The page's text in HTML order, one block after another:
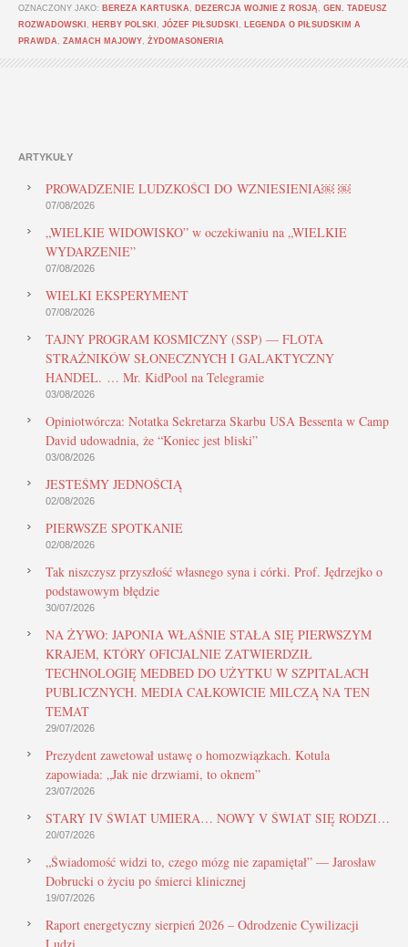
OZNACZONY JAKO: BEREZA KARTUSKA DEZERCJA WOJNIE Z ROSJĄ
GEN. TADEUSZ
ROZWADOWSKI
HERBY POLSKI JÓZEF PIŁSUDSKI
LEGENDA O PIŁSUDSKIM A
PRAWDA
ZAMACH MAJOWY ŻYDOMASONERIA
ARTYKUŁY
PROWADZENIE LUDZKOŚCI DO WZNIESIENIA￼ ￼
07/08/2026
„WIELKIE WIDOWISKO” w oczekiwaniu na „WIELKIE
WYDARZENIE”
07/08/2026
WIELKI EKSPERYMENT
07/08/2026
TAJNY PROGRAM KOSMICZNY (SSP) — FLOTA
STRAŻNIKÓW SŁONECZNYCH I GALAKTYCZNY
HANDEL. … Mr. KidPool na Telegramie
03/08/2026
Opiniotwórcza: Notatka Sekretarza Skarbu USA Bessenta w Camp
David udowadnia, że “Koniec jest bliski”
03/08/2026
JESTEŚMY JEDNOŚCIĄ
02/08/2026
PIERWSZE SPOTKANIE
02/08/2026
Tak niszczysz przyszłość własnego syna i córki. Prof. Jędrzejko o
podstawowym błędzie
30/07/2026
NA ŻYWO: JAPONIA WŁAŚNIE STAŁA SIĘ PIERWSZYM
KRAJEM, KTÓRY OFICJALNIE ZATWIERDZIŁ
TECHNOLOGIĘ MEDBED DO UŻYTKU W SZPITALACH
PUBLICZNYCH. MEDIA CAŁKOWICIE MILCZĄ NA TEN
TEMAT
29/07/2026
Prezydent zawetował ustawę o homozwiązkach. Kotula
zapowiada: „Jak nie drzwiami, to oknem”
23/07/2026
STARY IV ŚWIAT UMIERA… NOWY V ŚWIAT SIĘ RODZI…
20/07/2026
„Świadomość widzi to, czego mózg nie zapamiętał” — Jarosław
Dobrucki o życiu po śmierci klinicznej
19/07/2026
Raport energetyczny sierpień 2026 – Odrodzenie Cywilizacji